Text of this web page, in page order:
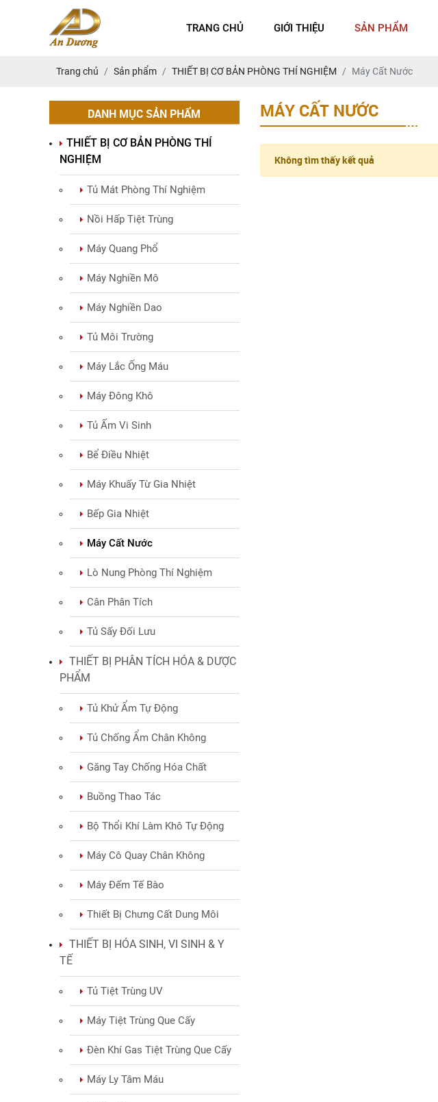
TRANG CHỦ GIỚI THIỆU SẢN PHẨM
Trang chủ Sản phẩm THIẾT BỊ CƠ BẢN PHÒNG THÍ NGHIỆM Máy Cất Nước
DANH MỤC SẢN PHẨM
THIẾT BỊ CƠ BẢN PHÒNG THÍ
NGHIỆM
Tủ Mát Phòng Thí Nghiệm
Nồi Hấp Tiệt Trùng
Máy Quang Phổ
Máy Nghiền Mô
Máy Nghiền Dao
Tủ Môi Trường
Máy Lắc Ống Máu
Máy Đông Khô
Tủ Ấm Vi Sinh
Bể Điều Nhiệt
Máy Khuấy Từ Gia Nhiệt
Bếp Gia Nhiệt
Máy Cất Nước
Lò Nung Phòng Thí Nghiệm
Cân Phân Tích
Tủ Sấy Đối Lưu
THIẾT BỊ PHÂN TÍCH HÓA & DƯỢC
PHẨM
Tủ Khử Ẩm Tự Động
Tủ Chống Ẩm Chân Không
Găng Tay Chống Hóa Chất
Buồng Thao Tác
Bộ Thổi Khí Làm Khô Tự Động
Máy Cô Quay Chân Không
Máy Đếm Tế Bào
Thiết Bị Chưng Cất Dung Môi
THIẾT BỊ HÓA SINH, VI SINH & Y
TẾ
Tủ Tiệt Trùng UV
Máy Tiệt Trùng Que Cấy
Đèn Khí Gas Tiệt Trùng Que Cấy
Máy Ly Tâm Máu
MÁY CẤT NƯỚC
Không tìm thấy kết quả